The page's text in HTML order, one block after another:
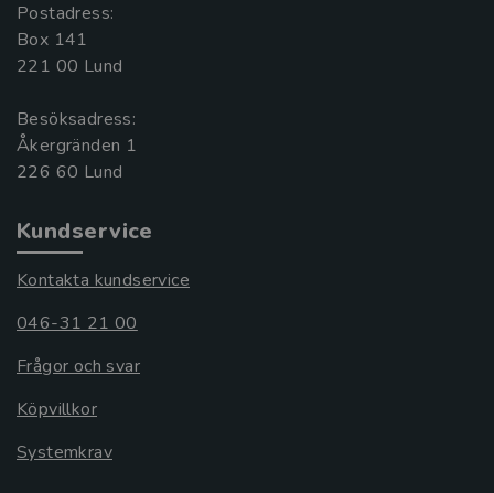
Postadress:
Box 141
221 00 Lund
Besöksadress:
Åkergränden 1
Kundservice
Kontakta kundservice
046-31 21 00
Frågor och svar
Köpvillkor
Systemkrav